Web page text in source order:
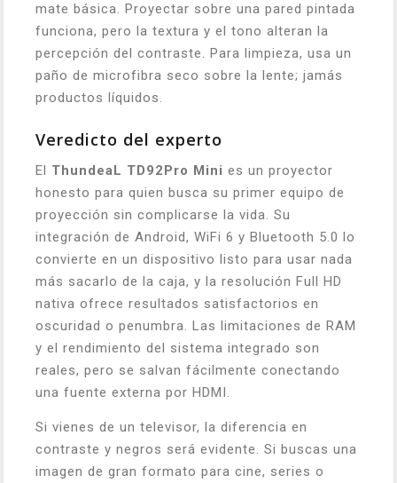
mate básica. Proyectar sobre una pared pintada
funciona, pero la textura y el tono alteran la
percepción del contraste. Para limpieza, usa un
paño de microfibra seco sobre la lente; jamás
productos líquidos.
Veredicto del experto
El ThundeaL TD92Pro Mini es un proyector
honesto para quien busca su primer equipo de
proyección sin complicarse la vida. Su
integración de Android, WiFi 6 y Bluetooth 5.0 lo
convierte en un dispositivo listo para usar nada
más sacarlo de la caja, y la resolución Full HD
nativa ofrece resultados satisfactorios en
oscuridad o penumbra. Las limitaciones de RAM
y el rendimiento del sistema integrado son
reales, pero se salvan fácilmente conectando
una fuente externa por HDMI.
Si vienes de un televisor, la diferencia en
contraste y negros será evidente. Si buscas una
imagen de gran formato para cine, series o